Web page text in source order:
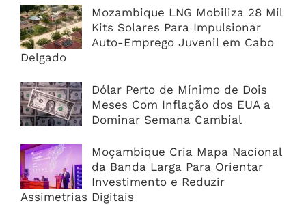
Mozambique LNG Mobiliza 28 Mil
Kits Solares Para Impulsionar
Auto-Emprego Juvenil em Cabo
Delgado
Dólar Perto de Mínimo de Dois
Meses Com Inflação dos EUA a
Dominar Semana Cambial
Moçambique Cria Mapa Nacional
da Banda Larga Para Orientar
Investimento e Reduzir
Assimetrias Digitais